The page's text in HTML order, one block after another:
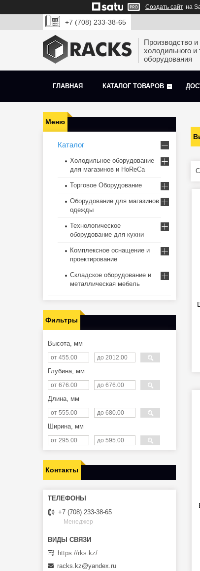
Создать сайт на
+7 (708) 233-38-65
Производство
холодильного и
оборудования
ГЛАВНАЯ КАТАЛОГ ТОВАРОВ
Каталог
Холодильное оборудование
для магазинов и HoReCa
Торговое Оборудование
Оборудование для магазинов
одежды
Технологическое
оборудование для кухни
Комплексное оснащение и
проектирование
Складское оборудование и
металлическая мебель
Фильтры
Высота, мм
Глубина, мм
Длина, мм
Ширина, мм
Контакты
+7 (708) 233-38-65
Менеджер
https://rks.kz/
racks.kz@yandex.ru